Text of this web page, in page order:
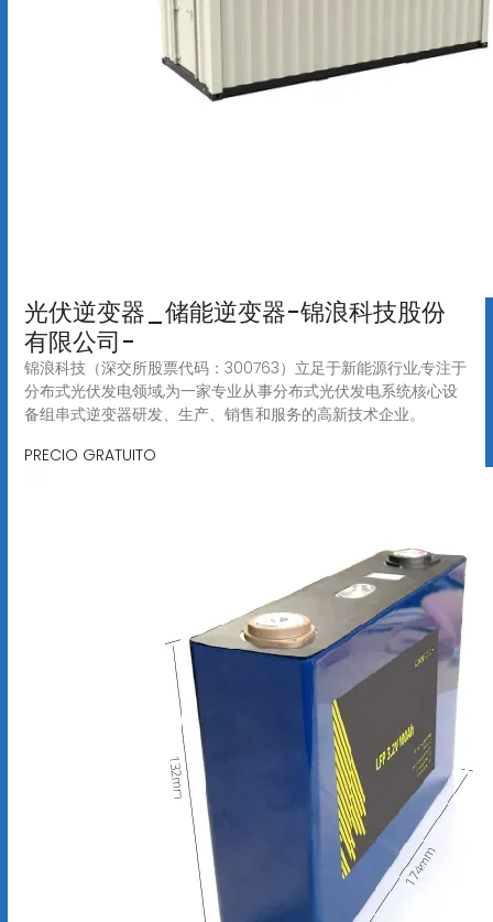
光伏逆变器_储能逆变器-锦浪科技股份
有限公司-
锦浪科技（深交所股票代码：300763）立足于新能源行业,专注于
分布式光伏发电领域,为一家专业从事分布式光伏发电系统核心设
备组串式逆变器研发、生产、销售和服务的高新技术企业。
PRECIO GRATUITO